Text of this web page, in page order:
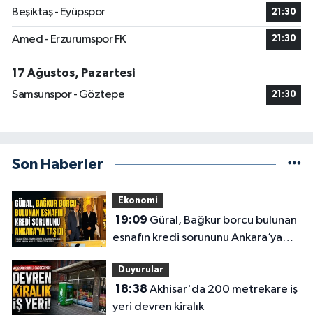
Beşiktaş - Eyüpspor 21:30
Amed - Erzurumspor FK 21:30
17 Ağustos, Pazartesi
Samsunspor - Göztepe
21:30
Son Haberler
Ekonomi
19:09
esnafın kredi sorununu Ankara’ya
taşıdı
Duyurular
18:38
yeri devren kiralık